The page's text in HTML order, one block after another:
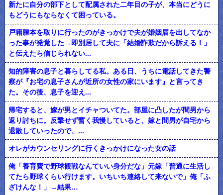
新たに自分の部下として配属された二年目の子が、本当にどうに
もどうにもならなくて困っている。
戸籍謄本を取りに行ったのがきっかけで夫が婚姻届を出してなか
った事が発覚した→即別居して夫に「結婚詐欺だから訴える！」
と伝えたら信じられない...
知的障害の息子と暮らしてる私。ある日、うちに電話してきた警
察が『お宅の息子さんが近所の女性の家にいます』と言ってき
た。その後、息子を迎え...
帰宅すると、嫁が男とイチャついてた。部屋に凸したが間男から
返り討ちに。反撃せず暫く我慢していると、嫁と間男が自宅から
退散していったので、...
オレがカウンセリングに行くきっかけになった女の話
俺「養育費で野球観戦なんていい身分だな」元嫁「普通に生活し
てたら野球くらい行けます。いちいち連絡して来ないで」俺「ふ
ざけんな！」→結果…